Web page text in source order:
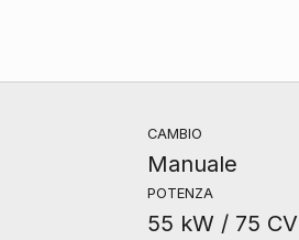
CAMBIO
Manuale
POTENZA
55 kW / 75 CV